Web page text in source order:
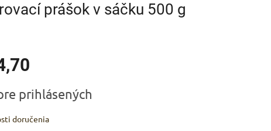
prášok v sáčku 500 g
prihlásených
doručenia